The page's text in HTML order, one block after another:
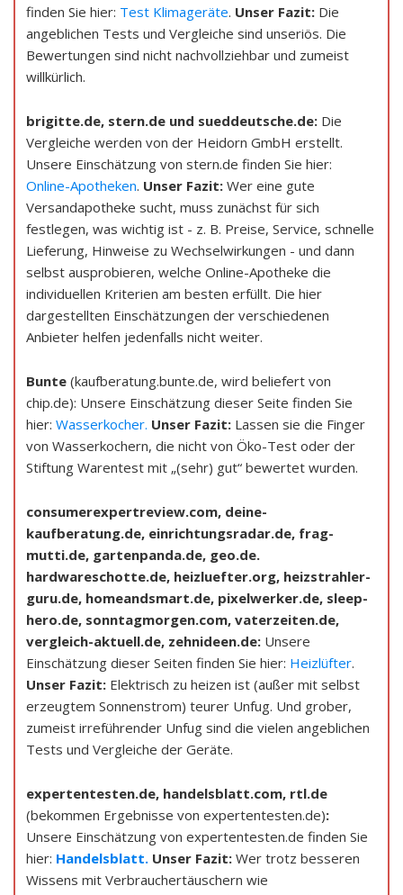
finden Sie hier: Test Klimageräte. Unser Fazit: Die
angeblichen Tests und Vergleiche sind unseriös. Die
Bewertungen sind nicht nachvollziehbar und zumeist
willkürlich.
brigitte.de, stern.de und sueddeutsche.de: Die
Vergleiche werden von der Heidorn GmbH erstellt.
Unsere Einschätzung von stern.de finden Sie hier:
Online-Apotheken. Unser Fazit: Wer eine gute
Versandapotheke sucht, muss zunächst für sich
festlegen, was wichtig ist - z. B. Preise, Service, schnelle
Lieferung, Hinweise zu Wechselwirkungen - und dann
selbst ausprobieren, welche Online-Apotheke die
individuellen Kriterien am besten erfüllt. Die hier
dargestellten Einschätzungen der verschiedenen
Anbieter helfen jedenfalls nicht weiter.
Bunte (kaufberatung.bunte.de, wird beliefert von
chip.de): Unsere Einschätzung dieser Seite finden Sie
hier: Wasserkocher. Unser Fazit: Lassen sie die Finger
von Wasserkochern, die nicht von Öko-Test oder der
Stiftung Warentest mit „(sehr) gut“ bewertet wurden.
consumerexpertreview.com, deine-
kaufberatung.de, einrichtungsradar.de, frag-
mutti.de, gartenpanda.de, geo.de.
hardwareschotte.de, heizluefter.org, heizstrahler-
guru.de, homeandsmart.de, pixelwerker.de, sleep-
hero.de, sonntagmorgen.com, vaterzeiten.de,
vergleich-aktuell.de, zehnideen.de: Unsere
Einschätzung dieser Seiten finden Sie hier: Heizlüfter.
Unser Fazit: Elektrisch zu heizen ist (außer mit selbst
erzeugtem Sonnenstrom) teurer Unfug. Und grober,
zumeist irreführender Unfug sind die vielen angeblichen
Tests und Vergleiche der Geräte.
expertentesten.de, handelsblatt.com, rtl.de
(bekommen Ergebnisse von expertentesten.de):
Unsere Einschätzung von expertentesten.de finden Sie
hier: Handelsblatt. Unser Fazit: Wer trotz besseren
Wissens mit Verbrauchertäuschern wie